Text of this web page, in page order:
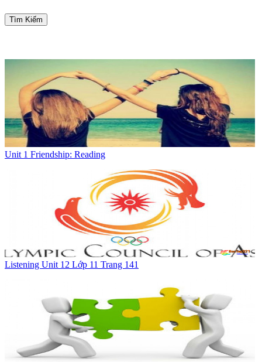
Tìm Kiếm
Unit 1 Friendship: Reading
Listening Unit 12 Lớp 11 Trang 141